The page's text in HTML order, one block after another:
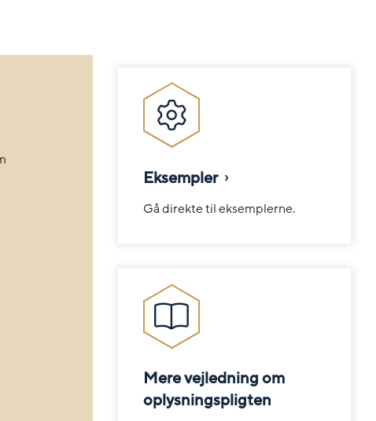
Eksempler
Gå direkte til eksemplerne.
Mere vejledning om
oplysningspligten